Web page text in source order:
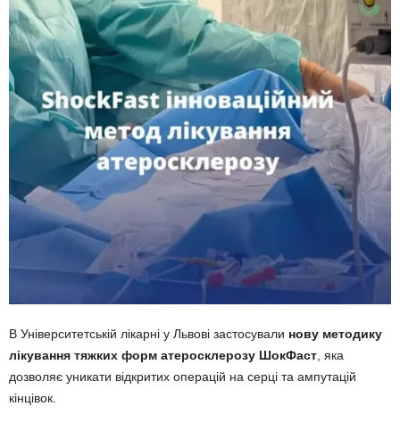
В Університетській лікарні у Львові застосували нову методику
лікування тяжких форм атеросклерозу ШокФаст , яка
дозволяє уникати відкритих операцій на серці та ампутацій
кінцівок.